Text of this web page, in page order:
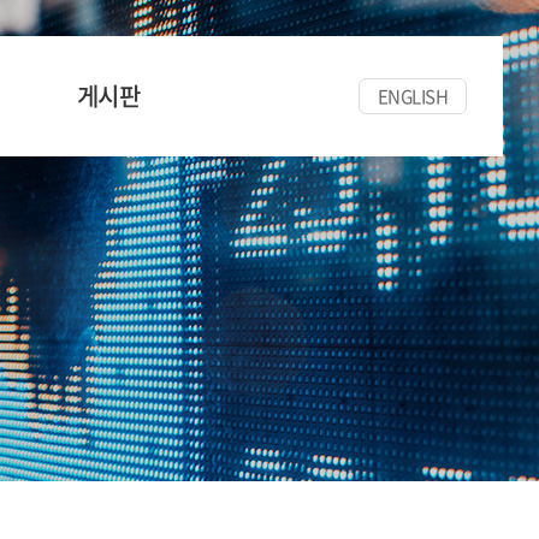
게시판
공지사항
세미나/워크숍
한양경금뉴스
자료실
ENGLISH